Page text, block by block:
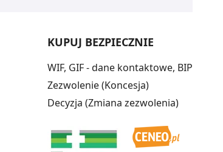
KUPUJ BEZPIECZNIE
WIF, GIF - dane kontaktowe, BIP
Zezwolenie (Koncesja)
Decyzja (Zmiana zezwolenia)